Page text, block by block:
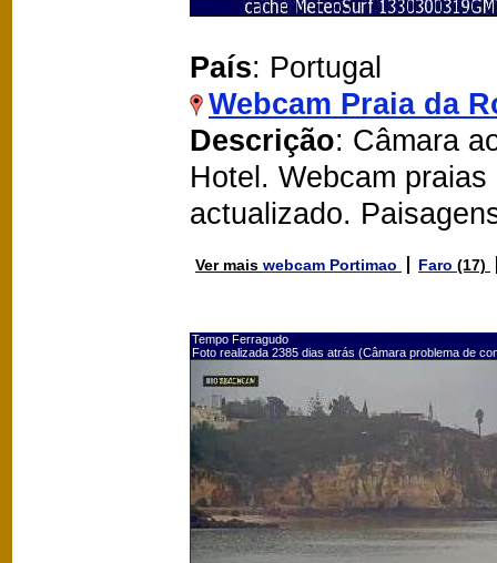
País: Portugal
Webcam Praia da
Descrição: Câmara
Hotel. Webcam
actualizado.
Ver mais webcam Portimao Faro (17)
Tempo Ferragudo
Foto realizada 2385 dias atrás (Câmara problema de